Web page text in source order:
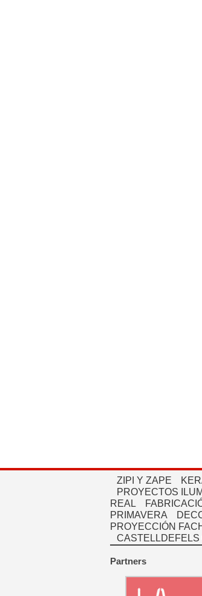
ZIPI Y ZAPE
PROYECTOS
REAL
PRIMAVERA
PROYECCIÓN
CASTELLDEFELS
Partners